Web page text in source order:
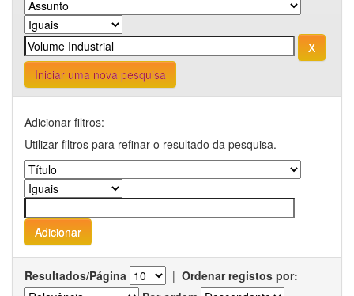
Iniciar uma nova pesquisa
Adicionar filtros:
Utilizar filtros para refinar o resultado da pesquisa.
Resultados/Página | Ordenar registos por: